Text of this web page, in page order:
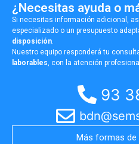
¿Necesitas ayuda o
Si necesitas información adicional,
especializado o un presupuesto
disposición.
Nuestro equipo responderá tu
laborables, con la atención
93
Más formas